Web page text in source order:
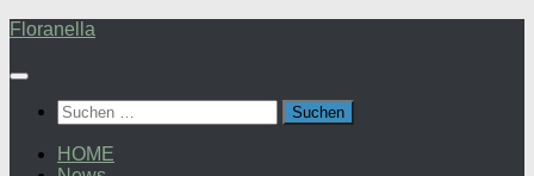
Zum
springen
Floranella
Suchen
nach:
HOME